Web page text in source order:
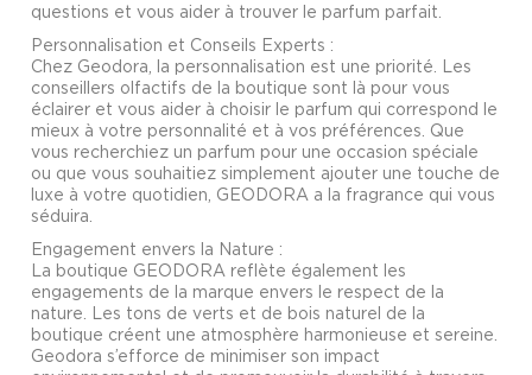
questions et vous aider à trouver le parfum parfait.
Personnalisation et Conseils Experts :
Chez Geodora, la personnalisation est une priorité. Les
conseillers olfactifs de la boutique sont là pour vous
éclairer et vous aider à choisir le parfum qui correspond le
mieux à votre personnalité et à vos préférences. Que
vous recherchiez un parfum pour une occasion spéciale
ou que vous souhaitiez simplement ajouter une touche de
luxe à votre quotidien, GEODORA a la fragrance qui vous
séduira.
Engagement envers la Nature :
La boutique GEODORA reflète également les
engagements de la marque envers le respect de la
nature. Les tons de verts et de bois naturel de la
boutique créent une atmosphère harmonieuse et sereine.
Geodora s’efforce de minimiser son impact